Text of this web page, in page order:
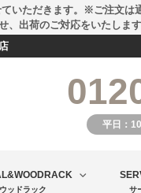
いただきます。※ご注文は
、出荷のご対応をいたします
平日：
ッドラック サ